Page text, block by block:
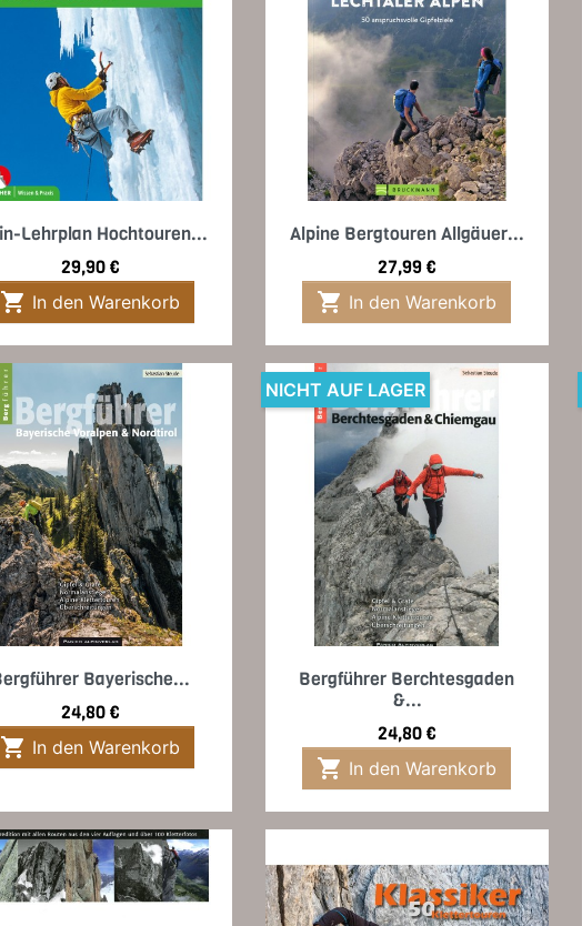
Vorschau
Lehrplan Hochtouren...
Preis
29,90 €
 In den Warenkorb
Vorschau
Alpine Bergtouren Allgäuer...
Preis
27,99 €
 In den Warenkorb
 Vorschau
Bayerische...
Preis
24,80 €
 In den Warenkorb
Vorschau
Bergführer Berchtesgaden
&...
Preis
24,80 €
 In den Warenkorb
NICHT AUF LAGER